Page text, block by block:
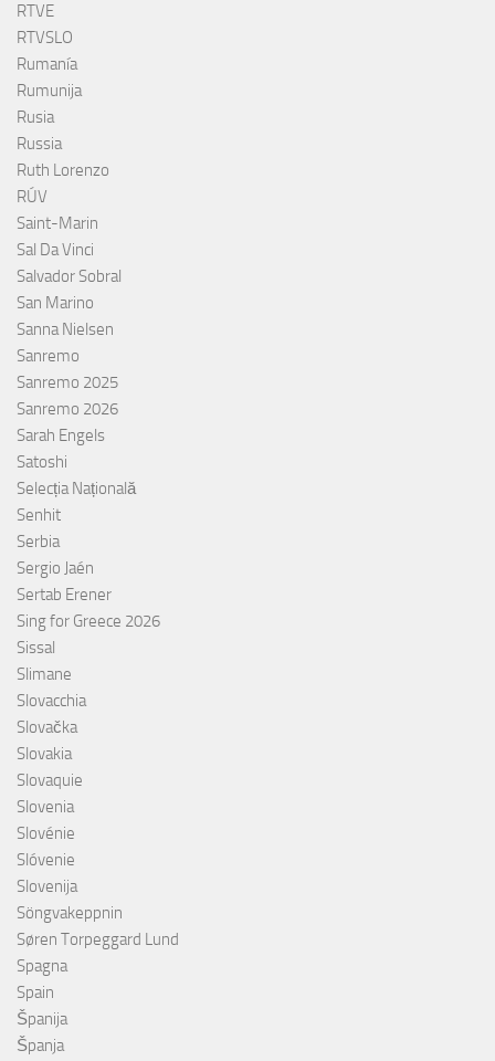
RTVE
RTVSLO
Rumanía
Rumunija
Rusia
Russia
Ruth Lorenzo
RÚV
Saint-Marin
Sal Da Vinci
Salvador Sobral
San Marino
Sanna Nielsen
Sanremo
Sanremo 2025
Sanremo 2026
Sarah Engels
Satoshi
Selecția Națională
Senhit
Serbia
Sergio Jaén
Sertab Erener
Sing for Greece 2026
Sissal
Slimane
Slovacchia
Slovačka
Slovakia
Slovaquie
Slovenia
Slovénie
Slóvenie
Slovenija
Söngvakeppnin
Søren Torpeggard Lund
Spagna
Spain
Španija
Španja